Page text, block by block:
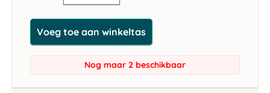
Voeg toe aan winkeltas
Nog maar 2 beschikbaar